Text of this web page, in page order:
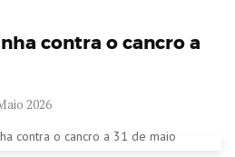
contra o cancro a
2026